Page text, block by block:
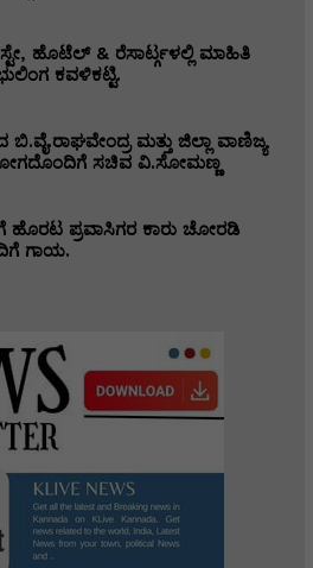
ಹೊಟೆಲ್ & ರೆಸಾರ್ಟ್ಗಳಲ್ಲಿ ಮಾಹಿತಿ
ಕವಳಿಕಟ್ಟಿ.
ಮತ್ತು ಜಿಲ್ಲಾ ವಾಣಿಜ್ಯ
ಸಚಿವ ವಿ‌.ಸೋಮಣ್ಣ
ಹೊರಟ ಪ್ರವಾಸಿಗರ ಕಾರು ಚೋರಡಿ
ಗಾಯ.